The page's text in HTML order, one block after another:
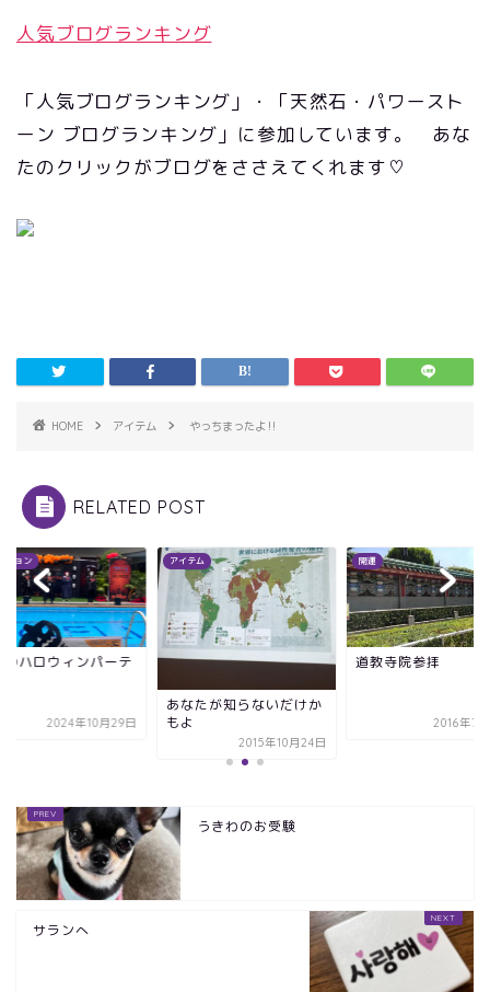
人気ブログランキング
「人気ブログランキング」・「天然石・パワースト
ーン ブログランキング」に参加しています。 あな
たのクリックがブログをささえてくれます♡
HOME アイテム やっちまったよ‼️
RELATED POST
テム 開運
道教寺院参拝
ファッション
学校のハロウィン
2024年10
うきわのお受験
サランへ